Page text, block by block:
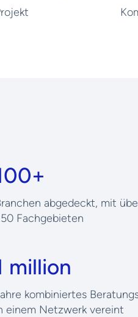
abgedeckt, mit
Fachgebieten
million
kombiniertes
einem Netzwerk vereint